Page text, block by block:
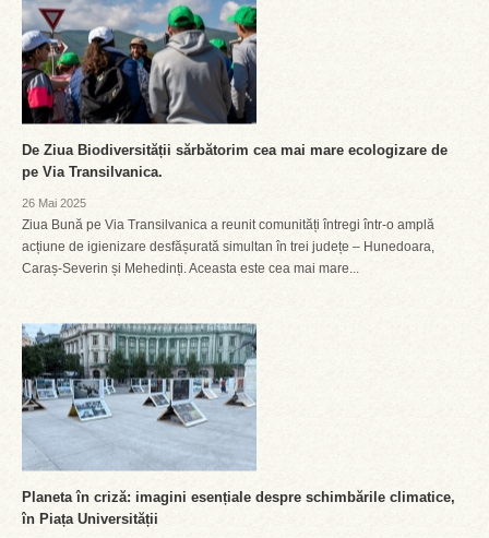
De Ziua Biodiversității sărbătorim cea mai mare ecologizare de
pe Via Transilvanica.
26 Mai 2025
Ziua Bună pe Via Transilvanica a reunit comunități întregi într-o amplă
acțiune de igienizare desfășurată simultan în trei județe – Hunedoara,
Caraș-Severin și Mehedinți. Aceasta este cea mai mare...
Planeta în criză: imagini esențiale despre schimbările climatice,
în Piața Universității